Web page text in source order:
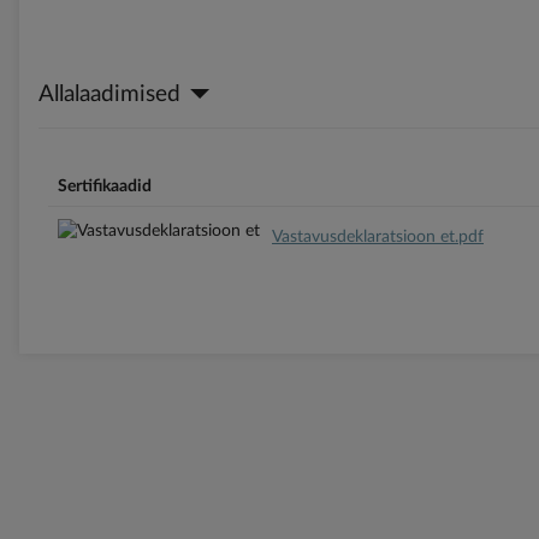
Allalaadimised
Sertifikaadid
Vastavusdeklaratsioon et.pdf